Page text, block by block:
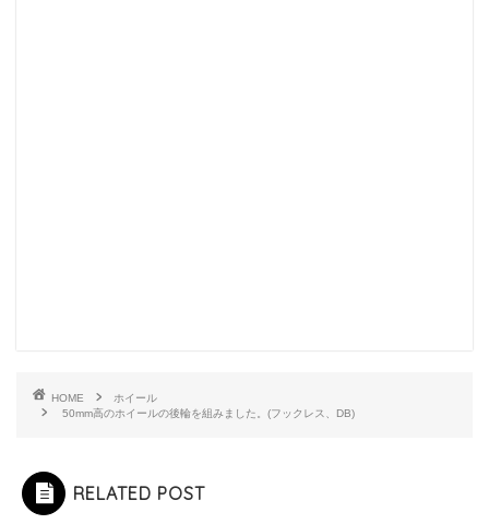
HOME
ホイール
50mm高のホイールの後輪を組みました。(フックレス、DB)
RELATED POST